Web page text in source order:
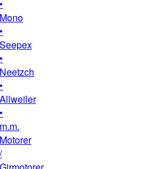
•
Mono
•
Seepex
•
Neetzch
•
Allweiler
•
m.m.
Motorer
/